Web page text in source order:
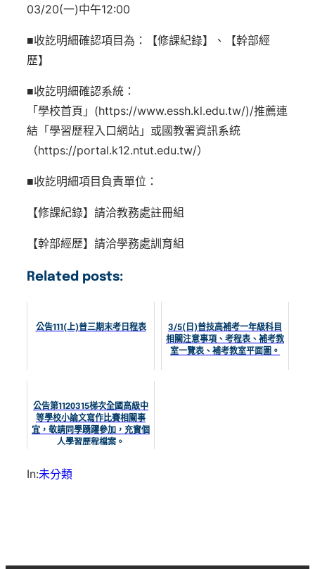
03/20(一)中午12:00
■收訖明細確認項目為：【修課紀錄】、【幹部經
歷】
■收訖明細確認系統：
「學校首頁」(https://www.essh.kl.edu.tw/)/推薦連
結「學習歷程入口網站」或國教署資訊系統
（https://portal.k12.ntut.edu.tw/）
■收訖明細項目負責單位：
【修課紀錄】請洽教務處註冊組
【幹部經歷】請洽學務處訓育組
Related posts:
公告111(上)普三期末考日程表
3/5(日)普技高補考一年級科目
相關注意事項、考程表、補考教
室一覽表、補考教室平面圖。
公告第1120315梯次全國高級中
等學校小論文寫作比賽相關事
宜，敬請同學踴躍參加，充實個
人學習歷程檔案。
In:未分類